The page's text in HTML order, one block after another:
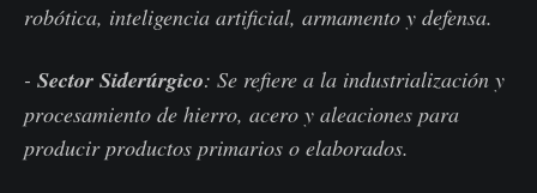
robótica, inteligencia artificial, armamento y defensa.
- Sector Siderúrgico: Se refiere a la industrialización y
procesamiento de hierro, acero y aleaciones para
producir productos primarios o elaborados.